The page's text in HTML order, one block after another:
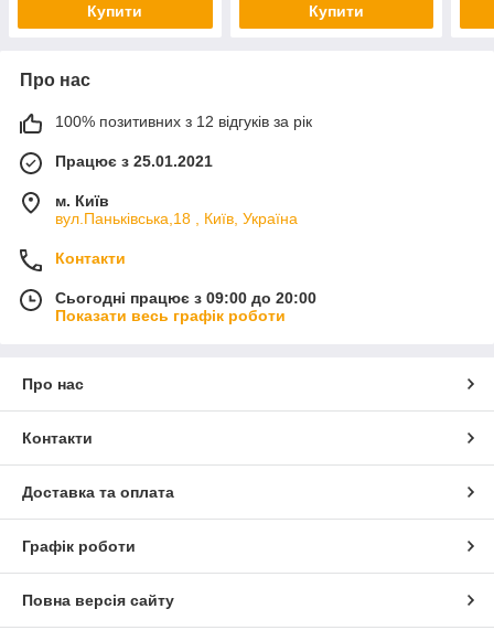
Купити Купити
Про нас
100% позитивних з 12 відгуків за рік
Працює з 25.01.2021
м. Київ
вул.Паньківська,18 , Київ, Україна
Контакти
Сьогодні працює з 09:00 до 20:00
Показати весь графік роботи
Про нас
Контакти
Доставка та оплата
Графік роботи
Повна версія сайту